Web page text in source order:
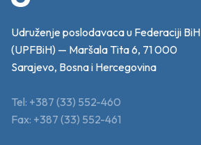
Udruženje poslodavaca u Federaciji BiH
(UPFBiH) — Maršala Tita 6, 71 000
Sarajevo, Bosna i Hercegovina
Tel: +387 (33) 552-460
Fax: +387 (33) 552-461